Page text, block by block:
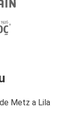
Metz a Lila